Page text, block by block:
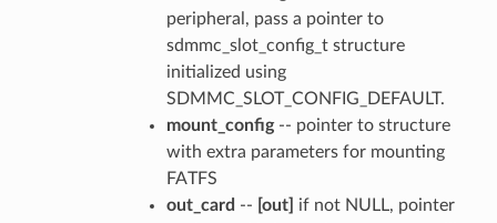
peripheral, pass a pointer to
sdmmc_slot_config_t structure
initialized using
SDMMC_SLOT_CONFIG_DEFAULT.
mount_config-- pointer to structure
with extra parameters for mounting
FATFS
out_card -- [out]
if not NULL, pointer